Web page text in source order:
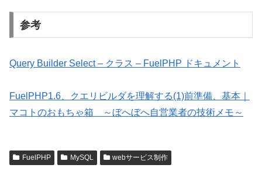
参考
Query Builder Select – クラス – FuelPHP ドキュメント
FuelPHP1.6、クエリビルダを理解する(1)前準備、基本｜
マコトのおもちゃ箱 ～ぼへぼへ自営業者の技術メモ～
FuelPHP MySQL webサービス制作